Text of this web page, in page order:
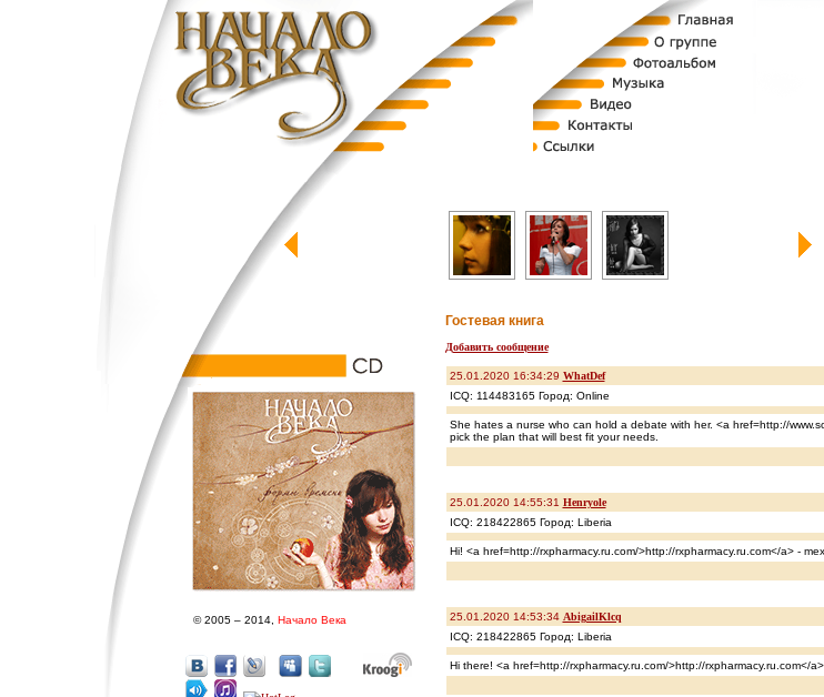
© 2005 – 2014, Начало Века
Гостевая книга
Добавить сообщение
25.01.2020 16:34:29 WhatDef
ICQ: 114483165 Город: Online
She hates a nurse who can hold a debate with her. <a href=http://
pick the plan that will best fit your needs.
25.01.2020 14:55:31 Henryole
ICQ: 218422865 Город: Liberia
Hi! <a href=http://rxpharmacy.ru.com/>http://rxpharmacy.ru.com</a> -
25.01.2020 14:53:34 AbigailKlcq
ICQ: 218422865 Город: Liberia
Hi there! <a href=http://rxpharmacy.ru.com/>http://rxpharmacy.ru.com</